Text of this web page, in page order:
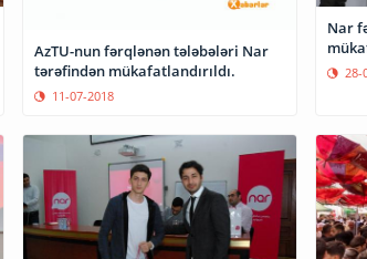
AzTU-nun fərqlənən tələbələri Nar
tərəfindən mükafatlandırıldı.
11-07-2018
Nar fərqlənən tələbələri
28-